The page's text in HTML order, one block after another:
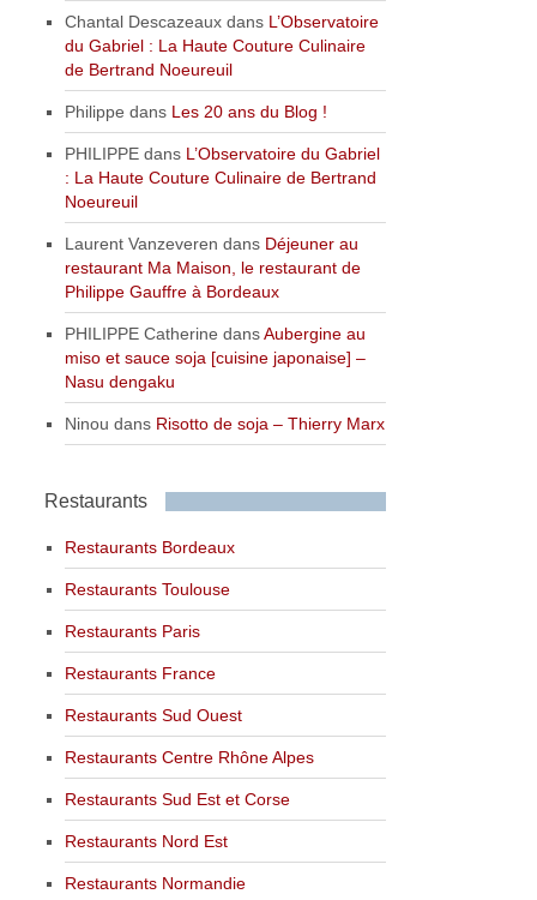
Chantal Descazeaux dans L’Observatoire
du Gabriel : La Haute Couture Culinaire
de Bertrand Noeureuil
Philippe dans Les 20 ans du Blog !
PHILIPPE dans L’Observatoire du Gabriel
: La Haute Couture Culinaire de Bertrand
Noeureuil
Laurent Vanzeveren dans Déjeuner au
restaurant Ma Maison, le restaurant de
Philippe Gauffre à Bordeaux
PHILIPPE Catherine dansAubergine au
miso et sauce soja [cuisine japonaise] –
Nasu dengaku
Ninou dans Risotto de soja – Thierry Marx
Restaurants
Restaurants Bordeaux
Restaurants Toulouse
Restaurants Paris
Restaurants France
Restaurants Sud Ouest
Restaurants Centre Rhône Alpes
Restaurants Sud Est et Corse
Restaurants Nord Est
Restaurants Normandie